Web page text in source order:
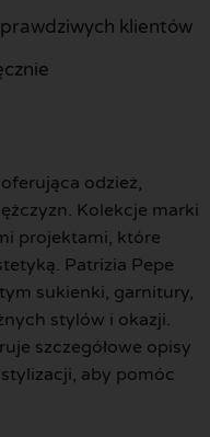
klientów
odzież,
Kolekcje marki
projektami, które
Patrizia Pepe
sukienki, garnitury,
stylów i okazji.
szczegółowe opisy
aby pomóc